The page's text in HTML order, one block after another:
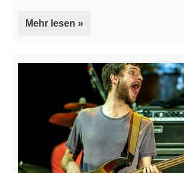
Mehr lesen »